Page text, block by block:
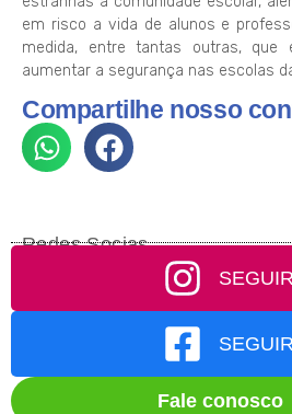
em risco a vida de alunos e
medida, entre tantas outras, que
aumentar a segurança nas escolas
Compartilhe nosso
Redes Socias
SEGUIR
SEGUIR
Fale conosco